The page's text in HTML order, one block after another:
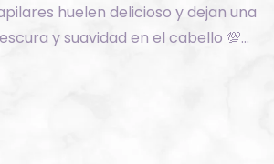
huelen delicioso y dejan una
y suavidad en el cabello 💯…